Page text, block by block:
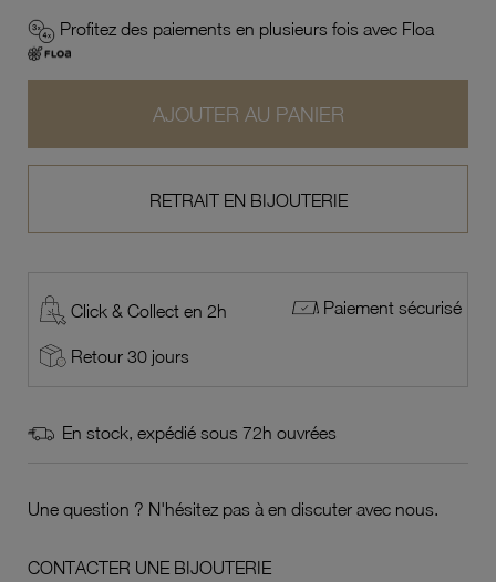
Profitez des paiements en plusieurs fois avec Floa
AJOUTER AU PANIER
RETRAIT EN BIJOUTERIE
Click & Collect en 2h Paiement sécurisé
Retour 30 jours
En stock, expédié sous 72h ouvrées
Une question ? N'hésitez pas à en discuter avec nous.
CONTACTER UNE BIJOUTERIE